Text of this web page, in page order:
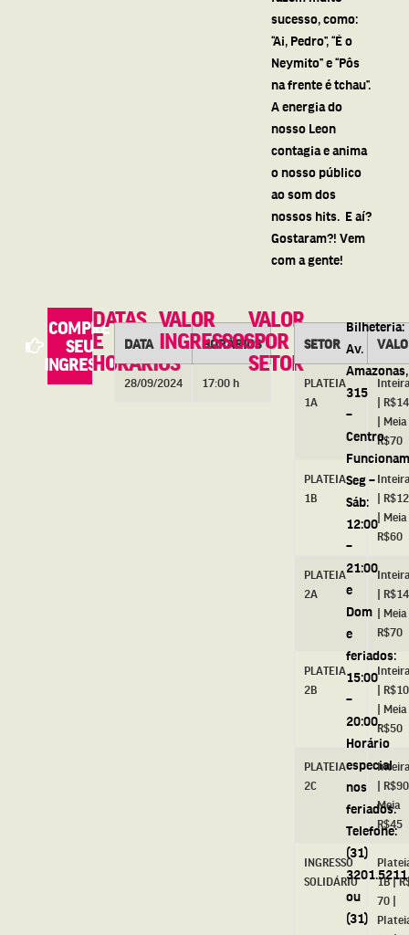
sucesso, como:
“Ai, Pedro”, “É o
Neymito” e “Pôs
na frente é tchau”.
A energia do
nosso Leon
contagia e anima
o nosso público
ao som dos
nossos hits. E aí?
Gostaram?! Vem
com a gente!
COMPRE
SEU
INGRESSO
DATAS
E
HORÁRIOS
DATA HORÁRIOS
28/09/2024 17:00 h
VALOR
INGRESSOS
VALOR
POR
SETOR
SETOR
PLATEIA
1A
|
| Meia
R$70
PLATEIA
1B
|
| Meia
R$60
PLATEIA
2A
|
| Meia
R$70
PLATEIA
2B
|
| Meia
R$50
PLATEIA
2C
|
Meia
R$45
INGRESSO
SOLIDÁRIO
1B |
70 |
Bilheteria:
Av.
Amazonas,
315
–
Centro.
Seg –
Sáb:
12:00
–
21:00
e
Dom
e
feriados:
15:00
–
20:00.
Horário
especial
nos
feriados.
Telefone:
(31)
3201.5211
ou
(31)